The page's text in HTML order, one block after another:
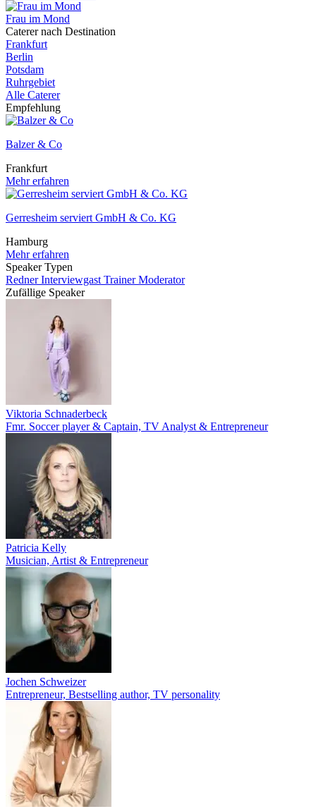
Frau im Mond
Caterer nach Destination
Frankfurt
Berlin
Potsdam
Ruhrgebiet
Alle Caterer
Empfehlung
Balzer & Co
Frankfurt
Mehr erfahren
Gerresheim serviert GmbH & Co. KG
Hamburg
Mehr erfahren
Speaker Typen
RednerInterviewgast TrainerModerator
Zufällige Speaker
Viktoria Schnaderbeck
Fmr. Soccer player & Captain, TV Analyst & Entrepreneur
Patricia Kelly
Musician, Artist & Entrepreneur
Jochen Schweizer
Entrepreneur, Bestselling author, TV personality